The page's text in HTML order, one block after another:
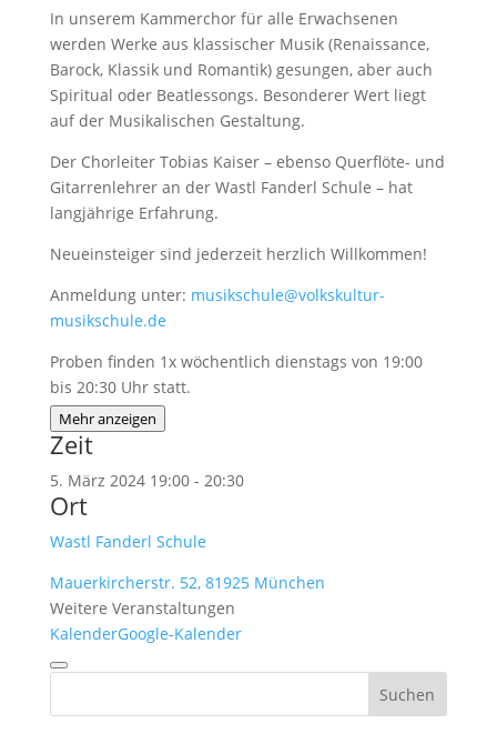
In unserem Kammerchor für alle Erwachsenen
werden Werke aus klassischer Musik (Renaissance,
Barock, Klassik und Romantik) gesungen, aber auch
Spiritual oder Beatlessongs. Besonderer Wert liegt
auf der Musikalischen Gestaltung.
Der Chorleiter Tobias Kaiser – ebenso Querflöte- und
Gitarrenlehrer an der Wastl Fanderl Schule – hat
langjährige Erfahrung.
Neueinsteiger sind jederzeit herzlich Willkommen!
Anmeldung unter: musikschule@volkskultur-
musikschule.de
Proben finden 1x wöchentlich dienstags von 19:00
bis 20:30 Uhr statt.
Mehr anzeigen
Zeit
5. März 2024 19:00- 20:30
Ort
Wastl Fanderl Schule
Mauerkircherstr. 52, 81925 München
Weitere Veranstaltungen
KalenderGoogle-Kalender